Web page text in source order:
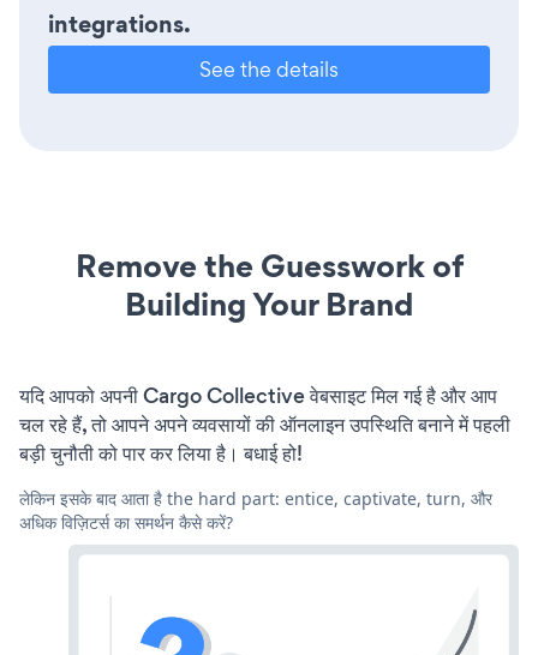
integrations.
See the details
Remove the Guesswork of
Building Your Brand
यदि आपको अपनी Cargo Collective वेबसाइट मिल गई है और आप
चल रहे हैं, तो आपने अपने व्यवसायों की ऑनलाइन उपस्थिति बनाने में पहली
बड़ी चुनौती को पार कर लिया है। बधाई हो!
लेकिन इसके बाद आता है the hard part: entice, captivate, turn, और
अधिक विज़िटर्स का समर्थन कैसे करें?